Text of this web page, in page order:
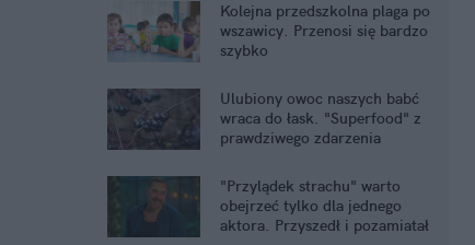
Kolejna przedszkolna plaga po
wszawicy. Przenosi się bardzo
szybko
Ulubiony owoc naszych babć
wraca do łask. "Superfood" z
prawdziwego zdarzenia
"Przylądek strachu" warto
obejrzeć tylko dla jednego
aktora. Przyszedł i pozamiatał